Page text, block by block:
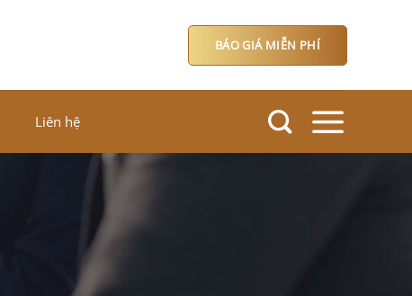
BÁO GIÁ MIỄN PHÍ
Liên hệ